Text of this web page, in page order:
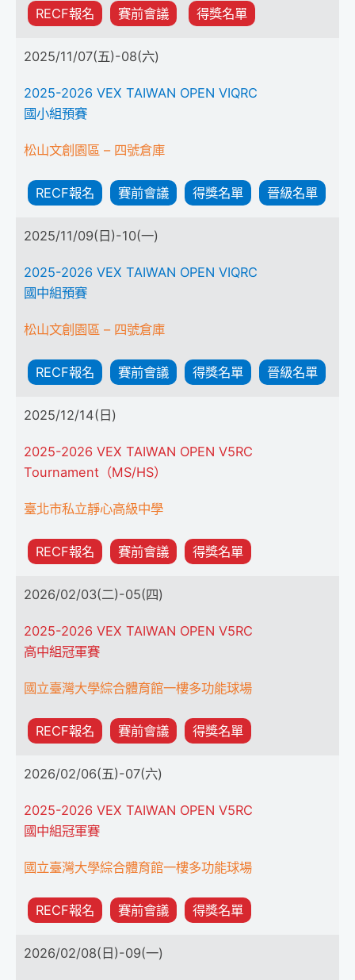
RECF報名 賽前會議 得獎名單
2025/11/07(五)-08(六)
2025-2026 VEX TAIWAN OPEN VIQRC
國小組預賽
松山文創園區 – 四號倉庫
RECF報名 賽前會議 得獎名單 晉級名單
2025/11/09(日)-10(一)
2025-2026 VEX TAIWAN OPEN VIQRC
國中組預賽
松山文創園區 – 四號倉庫
RECF報名 賽前會議 得獎名單 晉級名單
2025/12/14(日)
2025-2026 VEX TAIWAN OPEN V5RC
Tournament（MS/HS）
臺北市私立靜心高級中學
RECF報名 賽前會議 得獎名單
2026/02/03(二)-05(四)
2025-2026 VEX TAIWAN OPEN V5RC
高中組冠軍賽
國立臺灣大學綜合體育館一樓多功能球場
RECF報名 賽前會議 得獎名單
2026/02/06(五)-07(六)
2025-2026 VEX TAIWAN OPEN V5RC
國中組冠軍賽
國立臺灣大學綜合體育館一樓多功能球場
RECF報名 賽前會議 得獎名單
2026/02/08(日)-09(一)